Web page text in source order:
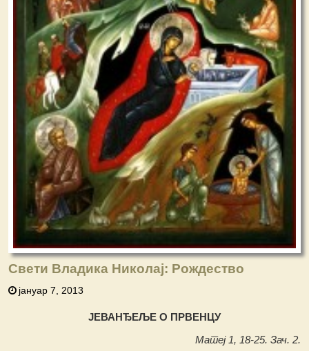
Свети Владика Николај: Рождество
јануар 7, 2013
ЈЕВАНЂЕЉЕ О ПРВЕНЦУ
Матеј 1, 18-25. Зач. 2.